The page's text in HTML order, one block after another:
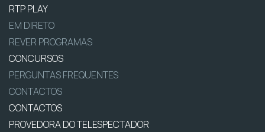
RTP PLAY
EM DIRETO
REVER PROGRAMAS
CONCURSOS
PERGUNTAS FREQUENTES
CONTACTOS
CONTACTOS
PROVEDORA DO TELESPECTADOR